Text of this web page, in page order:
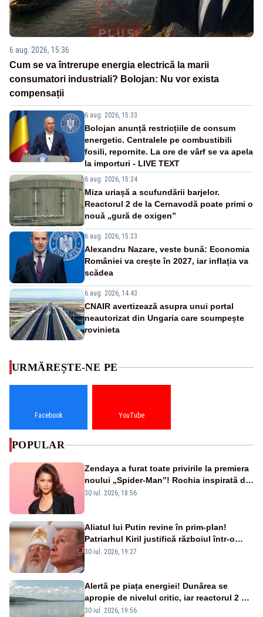
6 aug. 2026, 15:36
Cum se va întrerupe energia electrică la marii
consumatori industriali? Bolojan: Nu vor exista
compensații
6 aug. 2026, 15:33
Bolojan anunță restricțiile de consum
energetic. Centralele pe combustibili
fosili, repornite. La ore de vârf se va apela
la importuri - LIVE TEXT
6 aug. 2026, 15:24
Miza uriașă a scufundării barjelor.
Reactorul 2 de la Cernavodă poate primi o
nouă „gură de oxigen”
6 aug. 2026, 15:23
Alexandru Nazare, veste bună: Economia
României va crește în 2027, iar inflația va
scădea
6 aug. 2026, 14:43
CNAIR avertizează asupra unui portal
neautorizat din Ungaria care scumpește
rovinieta
URMĂREȘTE-NE PE
Facebook YouTube
POPULAR
Zendaya a furat toate privirile la premiera
noului „Spider-Man”! Rochia inspirată de
pânza de păianjen a făcut senzație
30 iul. 2026, 18:56
Aliatul lui Putin revine în prim-plan!
Patriarhul Kiril justifică războiul într-o
nouă carte
30 iul. 2026, 19:27
Alertă pe piața energiei! Dunărea se
apropie de nivelul critic, iar reactorul 2 de
la Cernavodă ar putea fi oprit
30 iul. 2026, 19:56